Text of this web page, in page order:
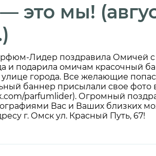
это мы!
Лидер поздравила Омичей с
и подарила омичам красочный
города. Все желающие
баннер присылали свое фото
parfumlider). Огромный
Вас и Ваших близких
г. Омск ул. Красный Путь, 67!